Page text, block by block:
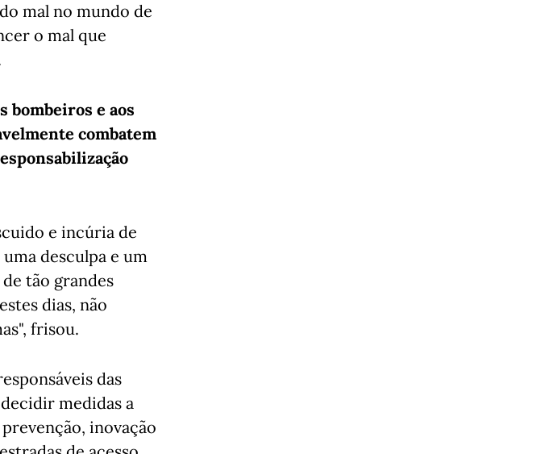
mal no mundo de
o mal que
bombeiros e aos
combatem
e incúria de
desculpa e um
tão grandes
dias, não
frisou.
das
medidas a
inovação